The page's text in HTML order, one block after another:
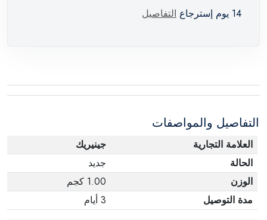
14 يوم إسترجاع التفاصيل
التفاصيل والمواصفات
العلامة التجارية
جينيريك
الحالة
جديد
الوزن
1.00 كجم
مدة التوصيل
3 أيام